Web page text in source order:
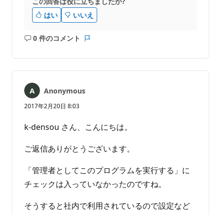
はい
いいえ
0 件のコメント
コ
ト
あ
り
せ
ト
Anonymous
2017年2月20日 8:03
k-densou さん、こんにちは。
ご返信ありがとうございます。
「管理者としてこのプログラムを実行する」に
チェックは入っていなかったのですね。
そうすると社内で利用されているので設定など